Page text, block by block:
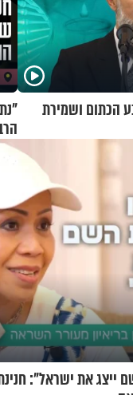
הכתום ושמירת
את ישראל":